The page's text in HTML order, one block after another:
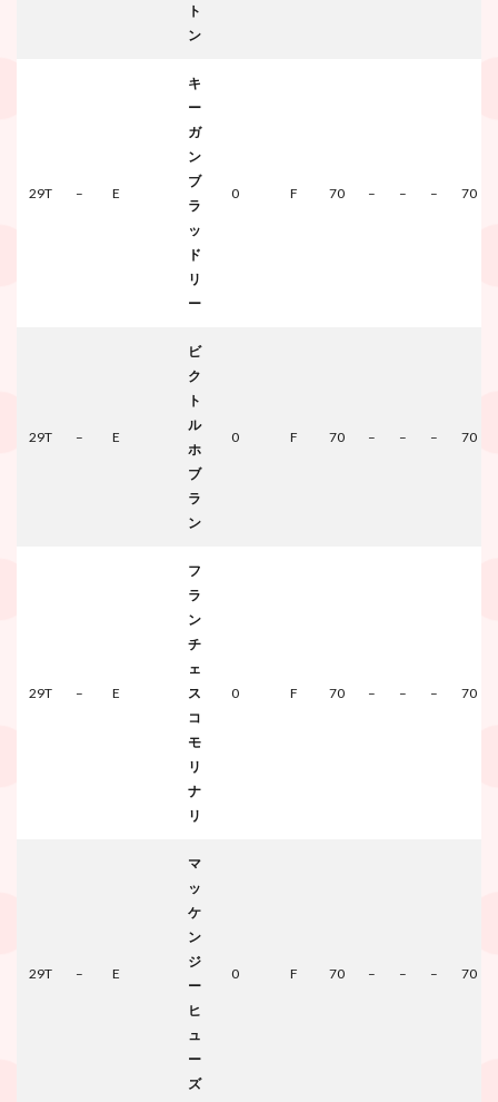
ト
ン
29T – E
キ
ー
ガ
ン
ブ
ラ
ッ
ド
リ
ー
0 F 70 – – – 70
29T – E
ビ
ク
ト
ル
ホ
ブ
ラ
ン
0 F 70 – – – 70
29T – E
フ
ラ
ン
チ
ェ
ス
コ
モ
リ
ナ
リ
0 F 70 – – – 70
29T – E
マ
ッ
ケ
ン
ジ
ー
ヒ
ュ
ー
ズ
0 F 70 – – – 70